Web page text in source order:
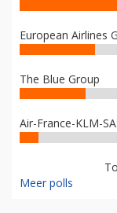
European Airlines
The Blue Group
Air-France-KLM-
Meer polls